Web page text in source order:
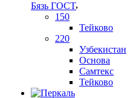
Бязь ГОСТ
150
Тейково
220
Узбекистан
Основа
Самтекс
Тейково